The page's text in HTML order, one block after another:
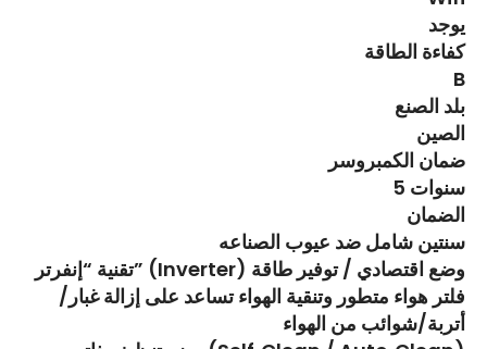
يوجد
كفاءة الطاقة
B
بلد الصنع
الصين
ضمان الكمبروسر
5 سنوات
الضمان
سنتين شامل ضد عيوب الصناعه
تقنية “إنفرتر” (Inverter) وضع اقتصادي / توفير طاقة
فلتر هواء متطور وتنقية الهواء تساعد على إزالة غبار/
أتربة/شوائب من الهواء